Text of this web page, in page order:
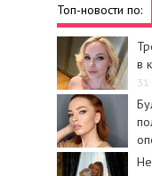
Топ-новости по:
в
31